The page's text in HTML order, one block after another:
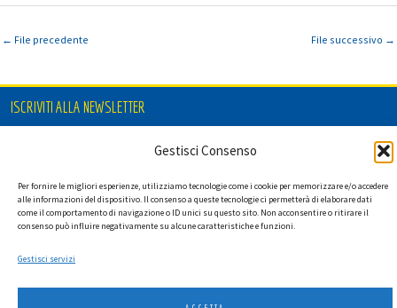
Gestisci Consenso
Per fornire le migliori esperienze, utilizziamo tecnologie come i cookie per memorizzare e/o accedere
alle informazioni del dispositivo. Il consenso a queste tecnologie ci permetterà di elaborare dati
come il comportamento di navigazione o ID unici su questo sito. Non acconsentire o ritirare il
consenso può influire negativamente su alcune caratteristiche e funzioni.
Gestisci servizi
← File precedente File successivo →
ISCRIVITI ALLA NEWSLETTER
Ho letto l'informativa privacy e acconsento a ricevere via e-mail la
newsletter contenente aggiornamenti su attività, iniziative ed eventi
istituzionali.